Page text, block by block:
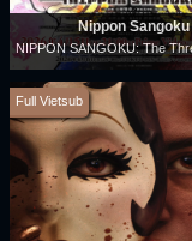
Nippon Sangoku
Full Vietsub